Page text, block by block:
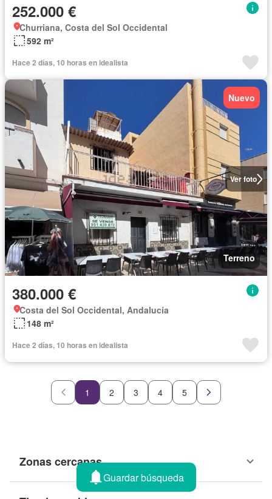
252.000 €
Churriana, Costa del Sol Occidental
592 m²
Hace 2 días, 10 horas en idealista
Ver foto
Nuevo
Terreno
380.000 €
Costa del Sol Occidental, Andalucía
148 m²
Hace 2 días, 10 horas en idealista
1 2 3 4 5
Zonas cercanas
Guardar búsqueda